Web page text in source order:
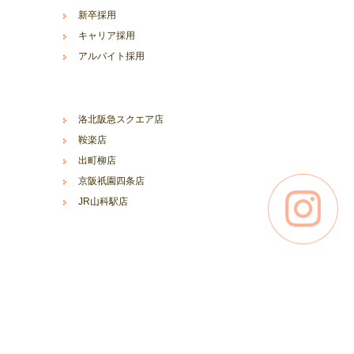
新卒採用
キャリア採用
アルバイト採用
洛北阪急スクエア店
鞍楽店
出町柳店
京阪祇園四条店
JR山科駅店